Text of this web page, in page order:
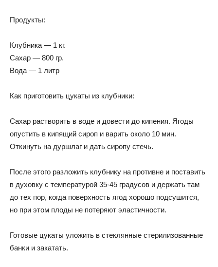
Продукты:
Клубника — 1 кг.
Сахар — 800 гр.
Вода — 1 литр
Как приготовить цукаты из клубники:
Сахар растворить в воде и довести до кипения. Ягоды
опустить в кипящий сироп и варить около 10 мин.
Откинуть на дуршлаг и дать сиропу стечь.
После этого разложить клубнику на противне и поставить
в духовку с температурой 35-45 градусов и держать там
до тех пор, когда поверхность ягод хорошо подсушится,
но при этом плоды не потеряют эластичности.
Готовые цукаты уложить в стеклянные стерилизованные
банки и закатать.